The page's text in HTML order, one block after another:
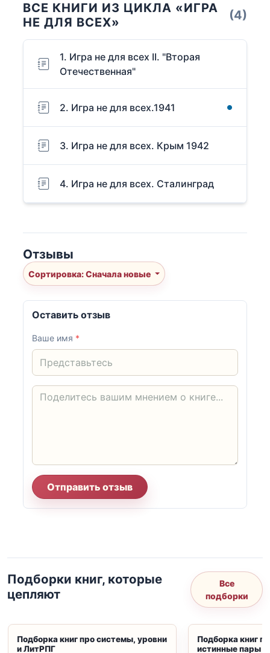
ВСЕ КНИГИ ИЗ ЦИКЛА «ИГРА
НЕ ДЛЯ ВСЕХ»
(4)
1. Игра не для всех II. "Вторая
Отечественная"
2. Игра не для всех.1941
3. Игра не для всех. Крым 1942
4. Игра не для всех. Сталинград
Отзывы
Сортировка: Сначала новые
Оставить отзыв
Ваше имя *
Отправить отзыв
Подборки книг, которые
цепляют
Все
подборки
Подборка книг про системы, уровни
и ЛитРПГ
Подборка книг
истинные пары